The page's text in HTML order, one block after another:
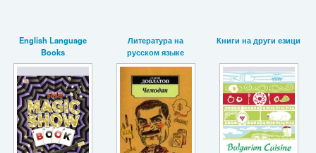
English Language
Books
Литература на
русском языке
Книги на други езици